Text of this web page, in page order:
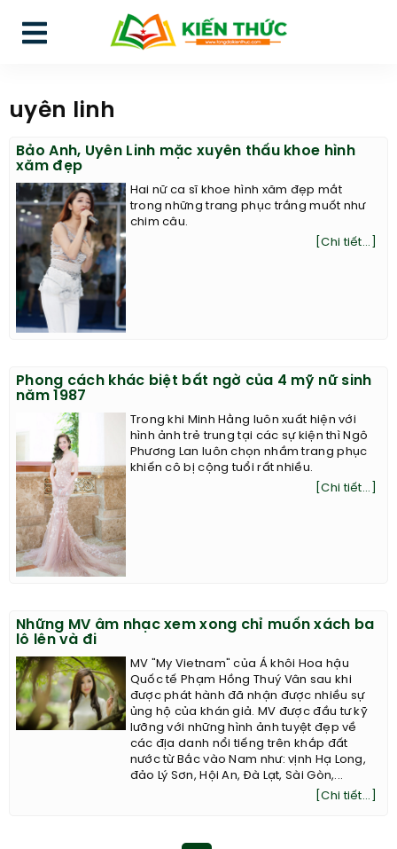
uyên linh
Bảo Anh, Uyên Linh mặc xuyên thấu khoe hình
xăm đẹp
Hai nữ ca sĩ khoe hình xăm đẹp mắt
trong những trang phục trắng muốt như
chim câu.
[Chi tiết...]
Phong cách khác biệt bất ngờ của 4 mỹ nữ sinh
năm 1987
Trong khi Minh Hằng luôn xuất hiện với
hình ảnh trẻ trung tại các sự kiện thì Ngô
Phương Lan luôn chọn nhầm trang phục
khiến cô bị cộng tuổi rất nhiều.
[Chi tiết...]
Những MV âm nhạc xem xong chỉ muốn xách ba
lô lên và đi
MV "My Vietnam" của Á khôi Hoa hậu
Quốc tế Phạm Hồng Thuý Vân sau khi
được phát hành đã nhận được nhiều sự
ủng hộ của khán giả. MV được đầu tư kỹ
lưỡng với những hình ảnh tuyệt đẹp về
các địa danh nổi tiếng trên khắp đất
nước từ Bắc vào Nam như: vịnh Hạ Long,
đảo Lý Sơn, Hội An, Đà Lạt, Sài Gòn,...
[Chi tiết...]